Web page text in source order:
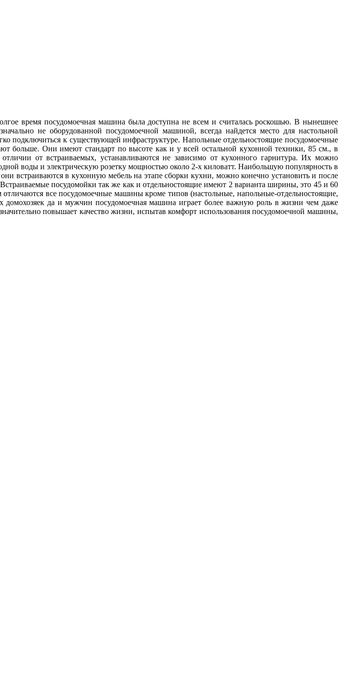
время посудомоечная машина была доступна не всем и считалась роскошью. В нынешнее
не оборудованной посудомоечной машиной, всегда найдется место для настольной
подключиться к существующей инфраструктуре. Напольные отдельностоящие посудомоечные
больше. Они имеют стандарт по высоте как и у всей остальной кухонной техники, 85 см., в
от встраиваемых, устанавливаются не зависимо от кухонного гарнитура. Их можно
воды и электрическую розетку мощностью около 2-х киловатт. Наибольшую популярность в
встраиваются в кухонную мебель на этапе сборки кухни, можно конечно установить и после
посудомойки так же как и отдельностоящие имеют 2 варианта ширины, это 45 и 60
все посудомоечные машины кроме типов (настольные, напольные-отдельностоящие,
домохозяек да и мужчин посудомоечная машина играет более важную роль в жизни чем даже
повышает качество жизни, испытав комфорт использования посудомоечной машины,